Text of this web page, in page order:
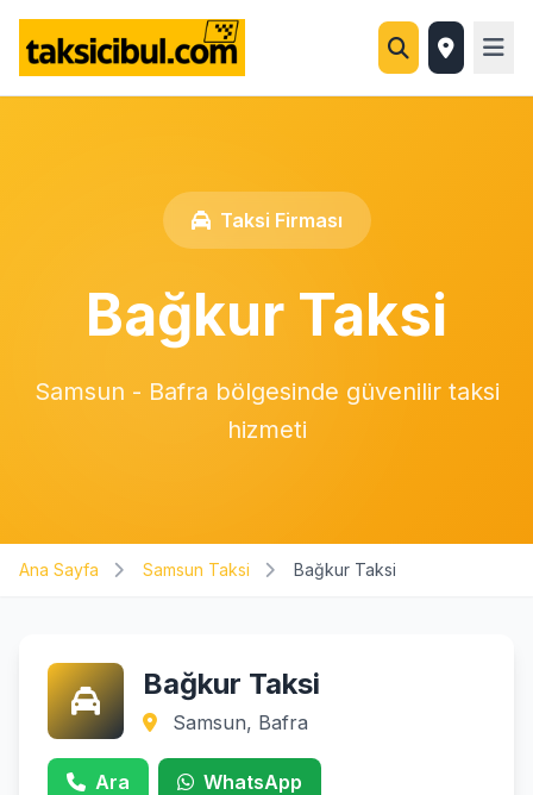
Taksi Firması
Bağkur Taksi
Samsun - Bafra bölgesinde güvenilir taksi
hizmeti
Ana Sayfa Samsun Taksi Bağkur Taksi
Bağkur Taksi
Samsun, Bafra
Ara WhatsApp